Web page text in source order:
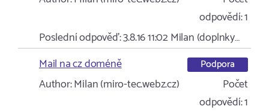
odpovědí:1
Poslední odpověď:3.8.16 11:02Milan (doplnky…
Mail na cz doméně
Podpora
Author:Milan (miro-tec.webz.cz)
Počet
odpovědí:1